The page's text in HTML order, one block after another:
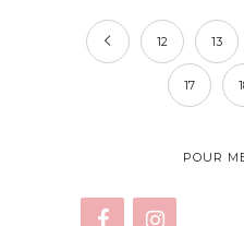
12 13
17
POUR